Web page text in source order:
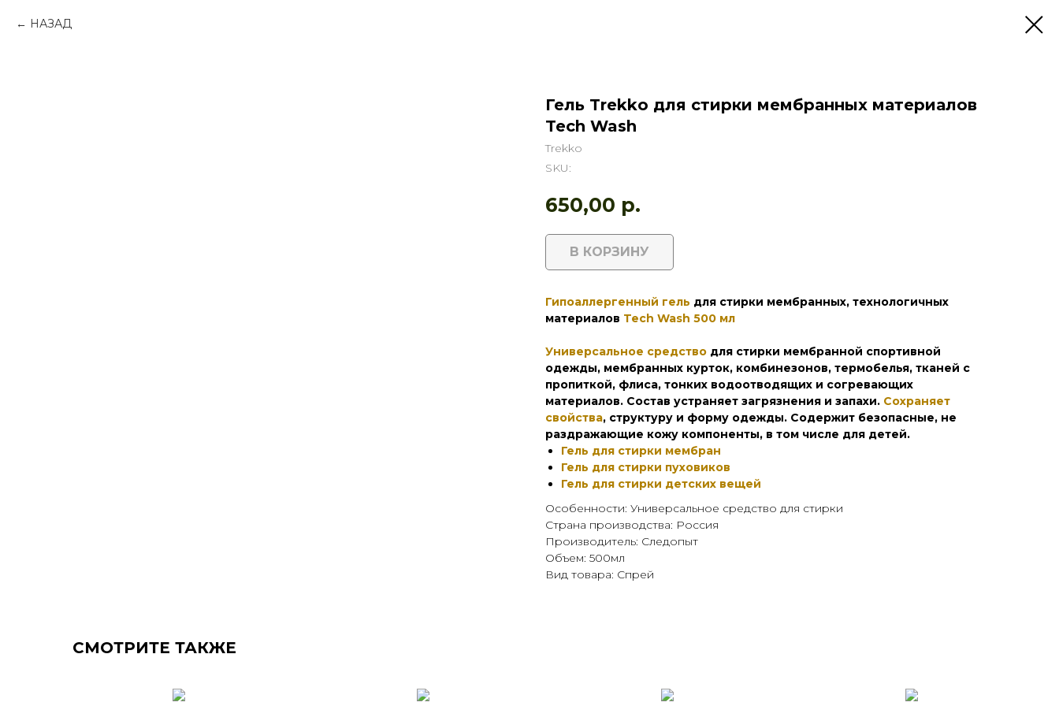
НАЗАД
Гель Trekko для стирки мембранных материалов
Tech Wash
Trekko
SKU:
650,00 р.
В КОРЗИНУ
Гипоаллергенный гель для стирки мембранных, технологичных
материалов Tech Wash 500 мл
Универсальное средство для стирки мембранной спортивной
одежды, мембранных курток, комбинезонов, термобелья, тканей с
пропиткой, флиса, тонких водоотводящих и согревающих
материалов. Состав устраняет загрязнения и запахи. Сохраняет
свойства, структуру и форму одежды. Содержит безопасные, не
раздражающие кожу компоненты, в том числе для детей.
Гель для стирки мембран
Гель для стирки пуховиков
Гель для стирки детских вещей
Особенности: Универсальное средство для стирки
Страна производства: Россия
Производитель: Следопыт
Объем: 500мл
Вид товара: Спрей
СМОТРИТЕ ТАКЖЕ